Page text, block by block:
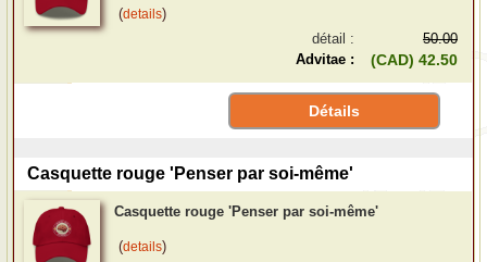
(details)
détail :
50.00
Advitae :
(CAD) 42.50
Détails
Casquette rouge 'Penser par soi-même'
Casquette rouge 'Penser par soi-même'
(details)